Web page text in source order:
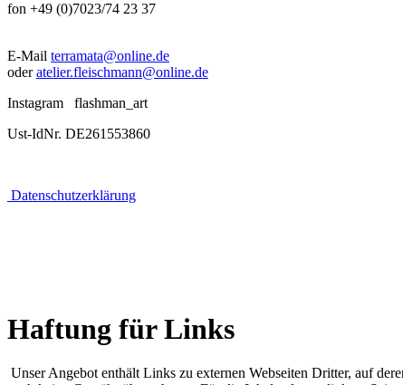
fon +49 (0)7023/74 23 37
E-Mail terramata@online.de
oderatelier.fleischmann@online.de
Instagram flashman_art
Ust-IdNr. DE261553860
Datenschutzerklärung
Haftung für Links
Unser Angebot enthält Links zu externen Webseiten Dritter, auf